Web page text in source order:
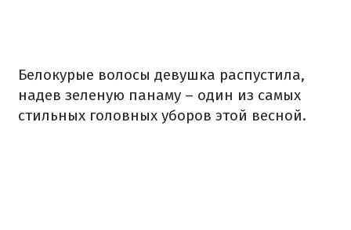
Белокурые волосы девушка распустила,
надев зеленую панаму – один из самых
стильных головных уборов этой весной.